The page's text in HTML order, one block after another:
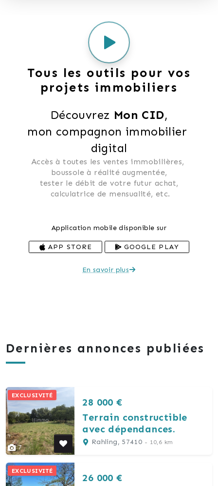
Tous les outils pour vos
projets immobiliers
Découvrez Mon CID,
mon compagnon immobilier
digital
Accès à toutes les ventes immobilières,
boussole à réalité augmentée,
tester le débit de votre futur achat,
calculatrice de mensualité, etc.
Application mobile disponible sur
APP STORE GOOGLE PLAY
En savoir plus
Dernières annonces publiées
7
EXCLUSIVITÉ
28 000 €
Terrain constructible
avec dépendances.
Rahling, 57410 - 10,6 km
EXCLUSIVITÉ
26 000 €